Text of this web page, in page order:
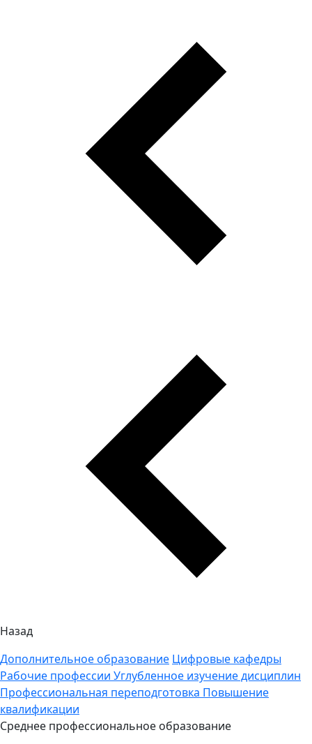
Назад
Дополнительное образование Цифровые кафедры
Рабочие профессии Углубленное изучение дисциплин
Профессиональная переподготовка Повышение
квалификации
Среднее профессиональное образование